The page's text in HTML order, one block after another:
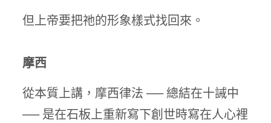
但上帝要把祂的形象樣式找回來。
摩西
從本質上講，摩西律法 ── 總結在十誡中
── 是在石板上重新寫下創世時寫在人心裡